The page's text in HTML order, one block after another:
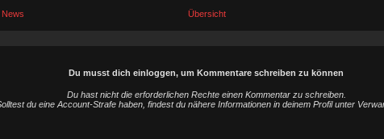
News Übersicht
Du musst dich einloggen, um Kommentare schreiben zu können
Du hast nicht die erforderlichen Rechte einen Kommentar zu schreiben.
du eine Account-Strafe haben, findest du nähere Informationen in deinem Profil unter